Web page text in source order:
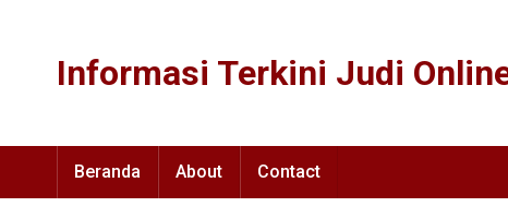
Informasi Terkini Judi
Beranda About Contact